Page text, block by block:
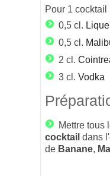
Pour 1 cocktail
0,5 cl.
0,5 cl.
2 cl.
3 cl. Vodka
Mettre tous
cocktail dans
de Banane,